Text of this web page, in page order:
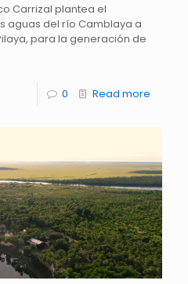
Carrizal plantea el
aguas del río Camblaya a
para la generación de
0 Read more